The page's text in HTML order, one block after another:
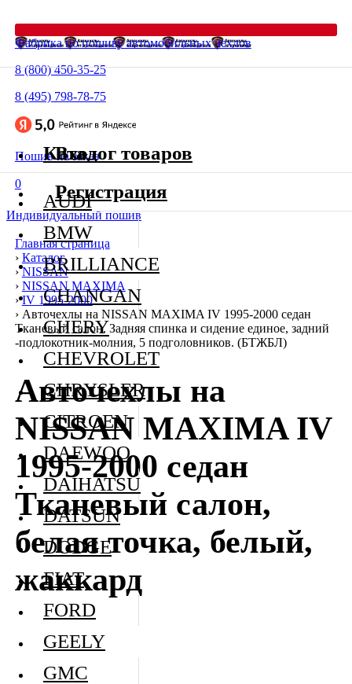
Фабрика по пошиву автомобильных чехлов
8 (800) 450-35-25
8 (495) 798-78-75
Пошив на заказ
0
Индивидуальный пошив
Главная страница
› Каталог
› NISSAN
› NISSAN MAXIMA
› IV 1995-2000
› Авточехлы на NISSAN MAXIMA IV 1995-2000 седан
Тканевый салон. Задняя спинка и сидение единое, задний
-подлокотник-молния, 5 подголовников. (БТЖБЛ)
Авточехлы на
NISSAN MAXIMA IV
1995-2000 седан
Тканевый салон,
белая точка, белый,
жаккард
Каталог товаров
AUDI
BMW
BRILLIANCE
CHANGAN
CHERY
CHEVROLET
CHRYSLER
CITROEN
DAEWOO
DAIHATSU
DATSUN
DODGE
FIAT
FORD
GEELY
GMC
Вход
Регистрация